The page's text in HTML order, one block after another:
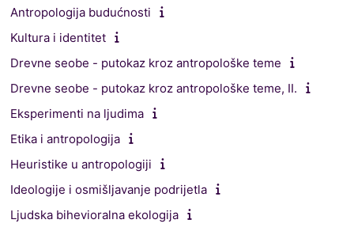
Antropologija budućnosti
Kultura i identitet
Drevne seobe - putokaz kroz antropološke teme
Drevne seobe - putokaz kroz antropološke teme, II.
Eksperimenti na ljudima
Etika i antropologija
Heuristike u antropologiji
Ideologije i osmišljavanje podrijetla
Ljudska bihevioralna ekologija